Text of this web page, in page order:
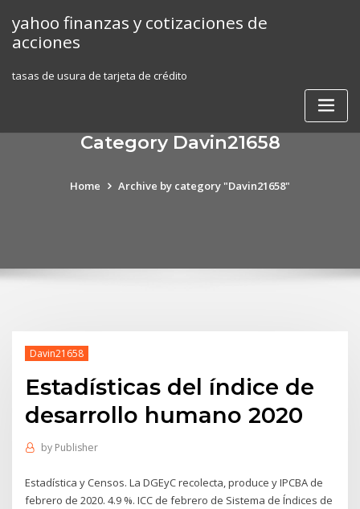
content
yahoo finanzas y cotizaciones de
acciones
tasas de usura de tarjeta de crédito
Category Davin21658
Home Archive by category "Davin21658"
Davin21658
Estadísticas del índice de
desarrollo humano 2020
by Publisher
Estadística y Censos. La DGEyC recolecta, produce y IPCBA de
febrero de 2020. 4.9 %. ICC de febrero de Sistema de Índices de